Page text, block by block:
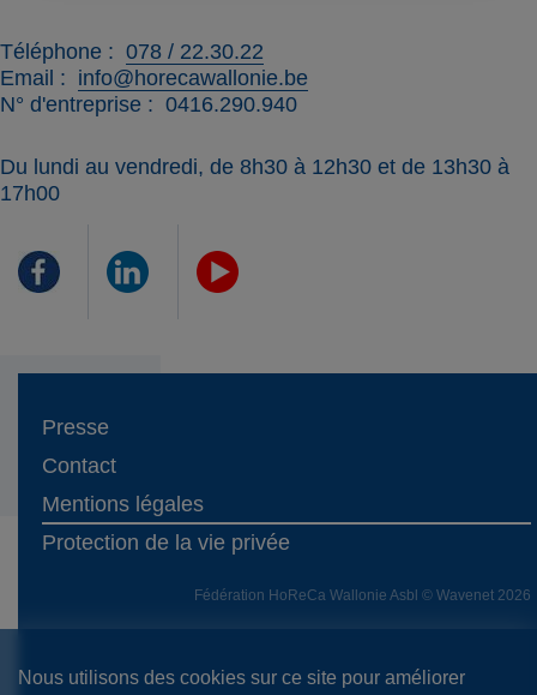
Nous utilisons des cookies sur ce site pour améliorer
Téléphone
078 / 22.30.22
Email
info@horecawallonie.be
N° d'entreprise
0416.290.940
Du lundi au vendredi, de 8h30 à 12h30 et de 13h30 à
17h00
Presse
Contact
Mentions légales
Protection de la vie privée
Fédération HoReCa Wallonie Asbl © Wavenet 2026